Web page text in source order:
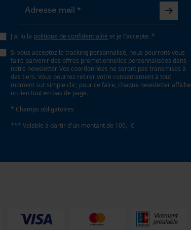
J'ai lu la politique de confidentialité et je l'accepte. *
Si vous acceptez le tracking personnalisé, nous pourrons vous
faire parvenir des offres promotionnelles personnalisées dans
notre newsletter. Vos coordonnées ne seront pas transmises à
des tiers. Vous pourrez retirer votre consentement à tout
moment sur simple clic; pour ce faire, chaque newsletter affiche
un lien tout en bas de page.
* Champs obligatoires
*** Valable à partir d'un montant de 100,- €